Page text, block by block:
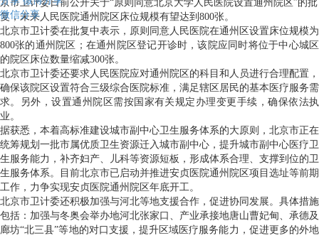
微信分享
京市卫计委日前公开关于“原则同意北京大学人民医院设置通州院区”的批
复，未来人民医院通州院区床位规模有望达到800张。
北京市卫计委在批复中表示，原则同意人民医院在通州区设置床位规模为
800张的通州院区；在通州院区登记开诊时，该院应同时将位于中心城区
的院区床位数量缩减300张。
北京市卫计委还要求人民医院应对通州院区的科目和人员进行合理配置，
确保该院区设置符合三级综合医院标准，满足辖区居民的基本医疗服务需
求。另外，设置通州院区需按国家有关规定办理变更手续，确保依法执
业。
据获悉，本着高标准建设城市副中心卫生服务体系的大原则，北京市正在
统筹规划一批市属优质卫生资源迁入城市副中心，提升城市副中心医疗卫
生服务能力，补齐妇产、儿科等资源短板，形成体系合理、支撑到位的卫
生服务体系。目前北京市已启动并推进安贞医院通州院区项目选址等前期
工作，力争实现安贞医院通州院区年底开工。
北京市卫计委还积极加强与河北等地支援合作，促进协同发展。具体措施
包括：加强与冬奥会举办地河北张家口、产业承接地唐山曹妃甸、承德及
廊坊“北三县”等地的对口支援，提升区域医疗服务能力，促进更多的外地